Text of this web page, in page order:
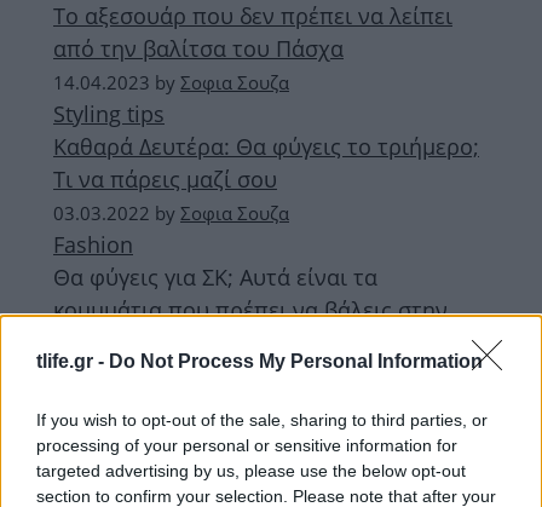
tlife.gr - Do Not Process My Personal Information
If you wish to opt-out of the sale, sharing to third parties, or
processing of your personal or sensitive information for
targeted advertising by us, please use the below opt-out
section to confirm your selection. Please note that after your
To αξεσουάρ που δεν πρέπει να λείπει
από την βαλίτσα του Πάσχα
14.04.2023 by Σοφια Σουζα
Styling tips
Kαθαρά Δευτέρα: Θα φύγεις το τριήμερο;
Τι να πάρεις μαζί σου
03.03.2022 by Σοφια Σουζα
Fashion
Θα φύγεις για ΣΚ; Αυτά είναι τα
κομμμάτια που πρέπει να βάλεις στην